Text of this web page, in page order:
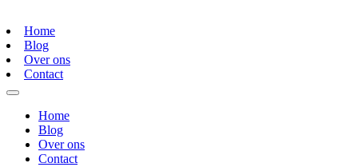
Home
Blog
Over ons
Contact
Home
Blog
Over ons
Contact